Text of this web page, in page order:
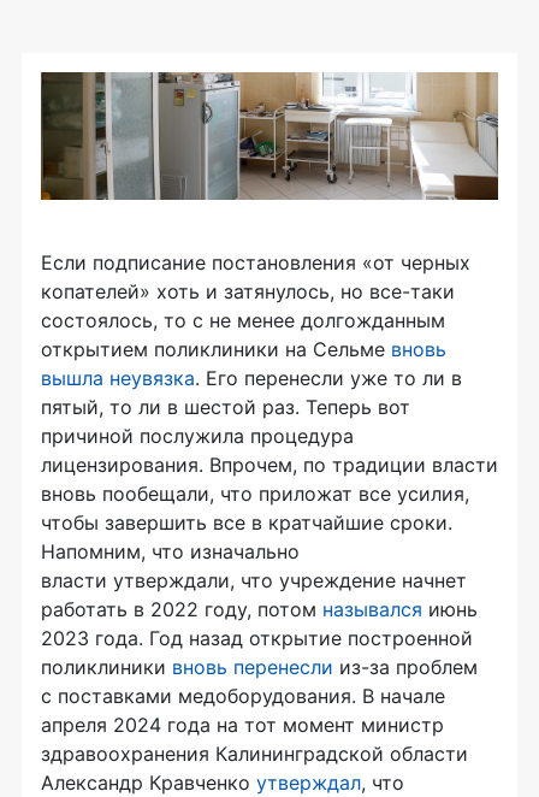
Если подписание постановления «от черных
копателей» хоть и затянулось, но все-таки
состоялось, то с не менее долгожданным
открытием поликлиники на Сельме вновь
вышла неувязка. Его перенесли уже то ли в
пятый, то ли в шестой раз. Теперь вот
причиной послужила процедура
лицензирования. Впрочем, по традиции власти
вновь пообещали, что приложат все усилия,
чтобы завершить все в кратчайшие сроки.
Напомним, что изначально
власти утверждали, что учреждение начнет
работать в 2022 году, потом назывался июнь
2023 года. Год назад открытие построенной
поликлиники вновь перенесли из-за проблем
с поставками медоборудования. В начале
апреля 2024 года на тот момент министр
здравоохранения Калининградской области
Александр Кравченко утверждал, что